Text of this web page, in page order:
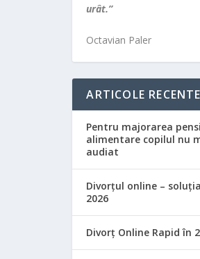
urât.”
Octavian Paler
ARTICOLE RECENTE
Pentru majorarea
alimentare copilul nu
audiat
Divorțul online –
2026
Divorț Online Rapid în